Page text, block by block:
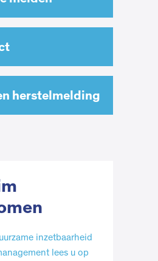
herstelmelding
inzetbaarheid
lees u op